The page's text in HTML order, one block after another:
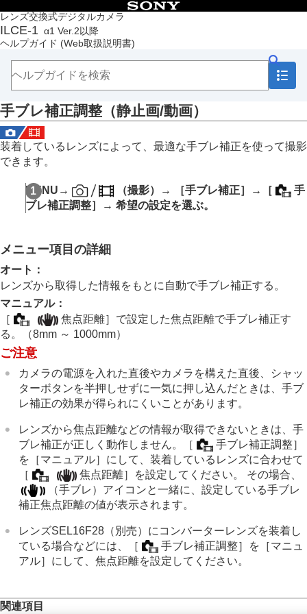
レンズ交換式デジタルカメラ
ILCE-1 α1 Ver.2以降
ヘルプガイド (Web取扱説明書)
目次
トップページ
ヘルプガイドの使いかた
本体と付属品を確認する
本機の基本操作
準備/基本的な撮影
MENU一覧から機能を探す
撮影機能を活用する
この章の目次
フォーカス（ピント）を合わせる
顔/瞳AF
ISO感度を選ぶ
画像に効果を加える
インターバル撮影機能
より高解像の静止画を撮影する
画質や記録形式を設定する
シャッターの設定
ズームする
フラッシュを使う
手ブレを補正する
手ブレ補正（静止画）
手ブレ補正（動画）
手ブレ補正調整（静止画/動画）
手ブレ補正焦点距離（静止画/動画）
レンズ補正（静止画/動画）
ノイズリダクション
動画の音声を記録する
動画を撮影しながら静止画を切り出す
TC/UB設定
カメラをカスタマイズする
手ブレ補正調整（静止画/動画）
装着しているレンズによって、最適な手ブレ補正を使って撮影
できます。
MENU → （撮影）→ ［手ブレ補正］ → ［
手
ブレ補正調整］
→ 希望の設定を選ぶ。
メニュー項目の詳細
オート ：
レンズから取得した情報をもとに自動で手ブレ補正する。
マニュアル：
［
焦点距離］ で設定した焦点距離で手ブレ補正す
る。（8mm ～ 1000mm）
ご注意
カメラの電源を入れた直後やカメラを構えた直後、シャッ
ターボタンを半押しせずに一気に押し込んだときは、手ブ
レ補正の効果が得られにくいことがあります。
レンズから焦点距離などの情報が取得できないときは、手
ブレ補正が正しく動作しません。
［
手ブレ補正調整］
を ［マニュアル］ にして、装着しているレンズに合わせて
［
焦点距離］
を設定してください。 その場合、
（手ブレ）アイコンと一緒に、設定している手ブレ
補正焦点距離の値が表示されます。
レンズSEL16F28（別売）にコンバーターレンズを装着し
ている場合などには、
［ 手ブレ補正調整］ を ［マニュ
アル］ にして、焦点距離を設定してください。
関連項目